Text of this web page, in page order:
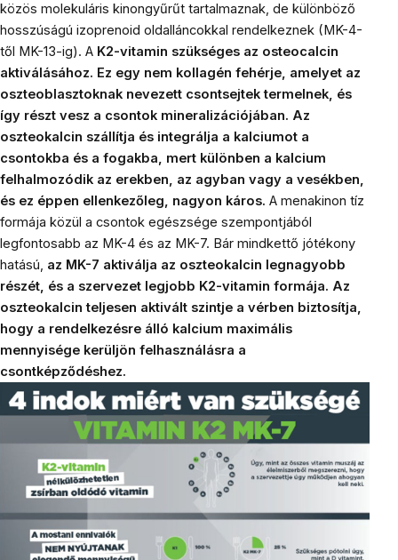
közös molekuláris kinongyűrűt tartalmaznak, de különböző
hosszúságú izoprenoid oldalláncokkal rendelkeznek (MK-4-
től MK-13-ig). A K2-vitamin szükséges az osteocalcin
aktiválásához. Ez egy nem kollagén fehérje, amelyet az
oszteoblasztoknak nevezett csontsejtek termelnek, és
így részt vesz a csontok mineralizációjában. Az
oszteokalcin szállítja és integrálja a kalciumot a
csontokba és a fogakba, mert különben a kalcium
felhalmozódik az erekben, az agyban vagy a vesékben,
és ez éppen ellenkezőleg, nagyon káros. A menakinon tíz
formája közül a csontok egészsége szempontjából
legfontosabb az MK-4 és az MK-7. Bár mindkettő jótékony
hatású, az MK-7 aktiválja az oszteokalcin legnagyobb
részét, és a szervezet legjobb K2-vitamin formája. Az
oszteokalcin teljesen aktivált szintje a vérben biztosítja,
hogy a rendelkezésre álló kalcium maximális
mennyisége kerüljön felhasználásra a
csontképződéshez.